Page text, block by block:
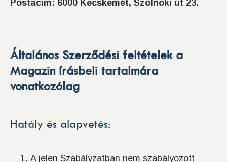
Postacím: 6000 Kecskemét, Szolnoki út 23.
Általános Szerződési feltételek a
Magazin írásbeli tartalmára
vonatkozólag
Hatály és alapvetés:
A jelen Szabályzatban nem szabályozott